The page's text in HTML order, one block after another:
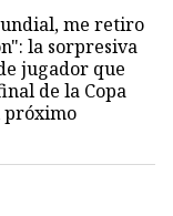
me retiro
la sorpresiva
jugador que
de la Copa
próximo